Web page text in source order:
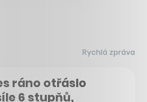
Rychlá zpráva
ráno otřáslo
6 stupňů,